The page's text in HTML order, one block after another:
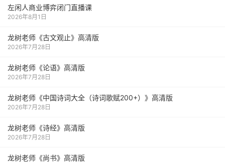
左闲人商业博弈闭门直播课
2026年8月1日
龙树老师《古文观止》高清版
2026年7月28日
龙树老师《论语》高清版
2026年7月28日
龙树老师《中国诗词大全（诗词歌赋200+）》高清版
2026年7月28日
龙树老师《诗经》高清版
2026年7月28日
龙树老师《尚书》高清版